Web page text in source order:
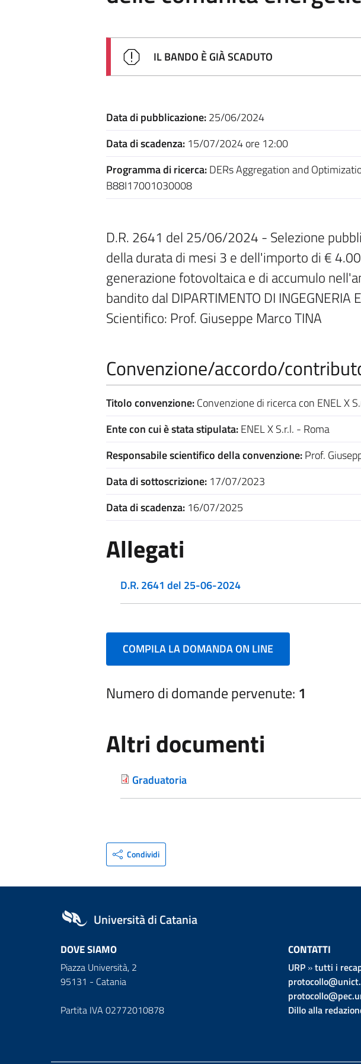
IL BANDO È GIÀ SCADUTO
Data di pubblicazione:25/06/2024
Data di scadenza:15/07/2024 ore 12:00
Programma di ricerca:DERs Aggregation and
B88I17001030008
D.R. 2641 del 25/06/2024 - Selezione
della durata di mesi 3 e dell'importo di €
generazione fotovoltaica e di accumulo
bandito dal DIPARTIMENTO DI INGEGNERIA
Scientifico: Prof. Giuseppe Marco TINA
Convenzione/accordo/
Titolo convenzione:Convenzione di ricerca con ENEL X
Ente con cui è stata stipulata:ENEL X S.r.l. - Roma
Responsabile scientifico della convenzione:Prof.
Data di sottoscrizione:17/07/2023
Data di scadenza:16/07/2025
Allegati
D.R. 2641 del 25-06-2024
COMPILA LA DOMANDA ON LINE
Numero di domande pervenute: 1
Altri documenti
Graduatoria
Condividi
Università di Catania
DOVE SIAMO
Piazza Università, 2
95131 - Catania
Partita IVA 02772010878
CONTATTI
URP»tutti i
Dillo alla